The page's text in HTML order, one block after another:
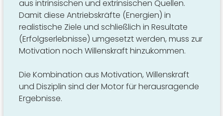
aus intrinsischen und extrinsischen Quellen.
Damit diese Antriebskräfte (Energien) in
realistische Ziele und schließlich in Resultate
(Erfolgserlebnisse) umgesetzt werden, muss zur
Motivation noch Willenskraft hinzukommen.
Die Kombination aus Motivation, Willenskraft
und Disziplin sind der Motor für herausragende
Ergebnisse.